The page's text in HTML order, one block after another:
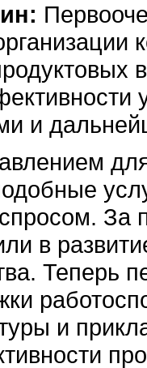
и
За
в
Теперь
и